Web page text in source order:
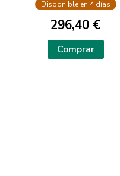
Disponible en 4 días
296,40 €
Comprar